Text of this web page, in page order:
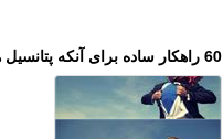
60 راهکار ساده برای آنکه پتانسیل های مدیریتی خود را تقویت نمایید